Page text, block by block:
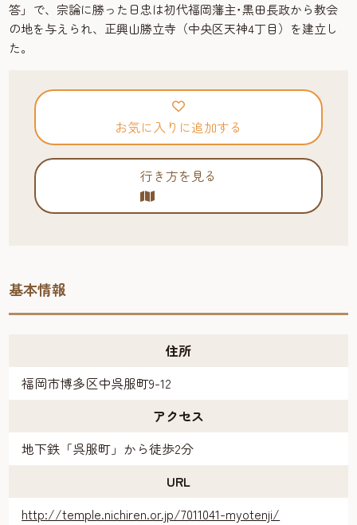
答」で、宗論に勝った日忠は初代福岡藩主･黒田長政から教会
の地を与えられ、正興山勝立寺（中央区天神4丁目）を建立し
た。
お気に入りに追加する
行き方を見る
基本情報
住所
福岡市博多区中呉服町9-12
アクセス
地下鉄「呉服町」から徒歩2分
URL
http://temple.nichiren.or.jp/7011041-myotenji/